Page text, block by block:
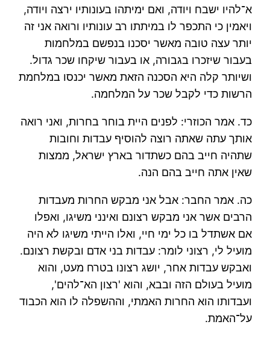
א־להיו ישבח ויודה, ואם ימיתהו בעונותיו ירצה ויודה,
ויאמין כי התכפר לו במיתתו רב עונותיו ורואה אני זה
יותר עצה טובה מאשר יסכנו בנפשם במלחמות
בעבור שיזכרו בגבורה, או בעבור שיקחו שכר גדול.
ושיותר קלה היא הסכנה הזאת מאשר יכנסו במלחמת
הרשות כדי לקבל שכר על המלחמה.
כד. אמר הכוזרי: לפנים היית בוחר בחרות, ואני רואה
אותך עתה שאתה רוצה להוסיף עבדות וחובות
שתהיה חייב בהם כשתדור בארץ ישראל, ממצות
שאין אתה חייב בהם הנה.
כה. אמר החבר: אבל אני מבקש החרות מעבדות
הרבים אשר אני מבקש רצונם ואינני משיגו, ואפלו
אם אשתדל בו כל ימי חיי, ואלו הייתי משיגו לא היה
מועיל לי, רצוני לומר: עבדות בני אדם ובקשת רצונם.
ואבקש עבדות אחר, יושג רצונו בטרח מעט, והוא
מועיל בעולם הזה ובבא, והוא 'רצון הא־להים',
ועבדותו הוא החרות האמתי, וההשפלה לו הוא הכבוד
על־האמת.